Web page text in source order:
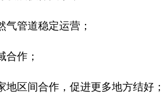
管道稳定运营；
合作；
区间合作，促进更多地方结好；